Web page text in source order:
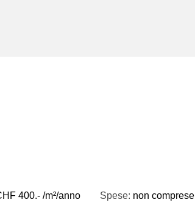
400.- /m²/anno Spese: non comprese